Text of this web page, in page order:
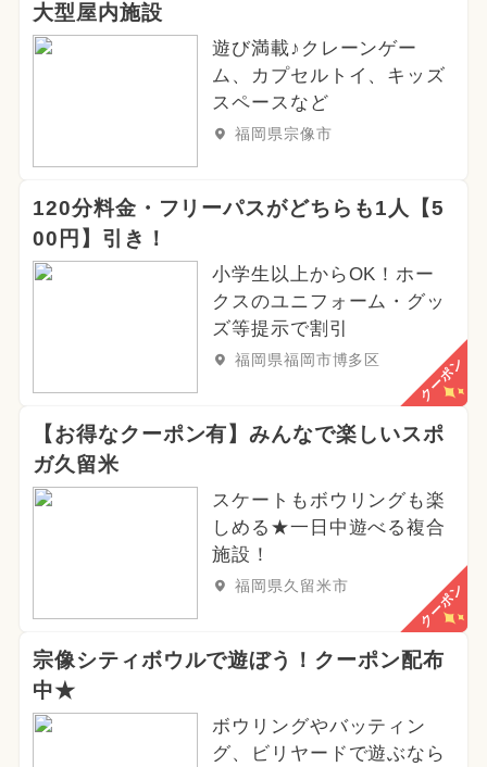
大型屋内施設
遊び満載♪クレーンゲー
ム、カプセルトイ、キッズ
スペースなど
福岡県宗像市
120分料金・フリーパスがどちらも1人【5
00円】引き！
小学生以上からOK！ホー
クスのユニフォーム・グッ
ズ等提示で割引
福岡県福岡市博多区 クーポン
【お得なクーポン有】みんなで楽しいスポ
ガ久留米
スケートもボウリングも楽
しめる★一日中遊べる複合
施設！
福岡県久留米市 クーポン
宗像シティボウルで遊ぼう！クーポン配布
中★
ボウリングやバッティン
グ、ビリヤードで遊ぶなら